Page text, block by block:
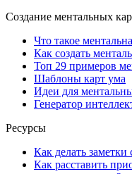
Создание ментальных
Что такое
Как создать
Топ 29 примеров
Шаблоны карт ума
Идеи для
Генератор
Ресурсы
Как делать
Как расставить